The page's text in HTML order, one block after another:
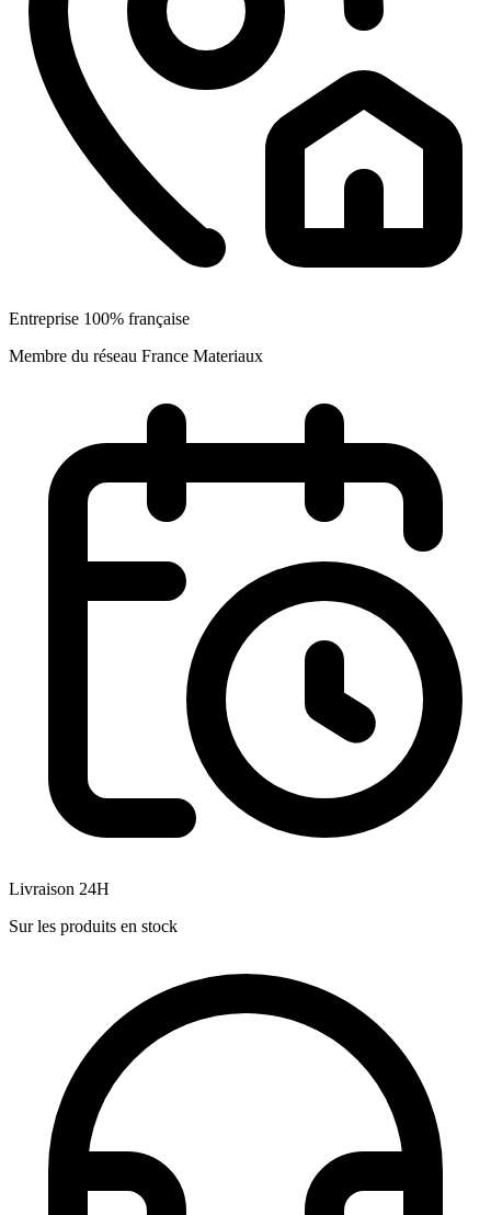
Entreprise 100% française
Membre du réseau France Materiaux
Livraison 24H
Sur les produits en stock